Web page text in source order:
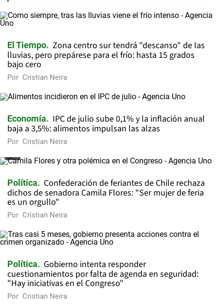
El Tiempo
Zona centro sur tendrá "descanso" de las
lluvias, pero prepárese para el frío: hasta 15 grados
bajo cero
Por Cristian Neira
Economía
IPC de julio sube 0,1% y la inflación anual
baja a 3,5%: alimentos impulsan las alzas
Por Cristian Neira
Política
Confederación de feriantes de Chile rechaza
dichos de senadora Camila Flores: "Ser mujer de feria
es un orgullo"
Por Cristian Neira
Política
Gobierno intenta responder
cuestionamientos por falta de agenda en seguridad:
"Hay iniciativas en el Congreso"
Por Cristian Neira